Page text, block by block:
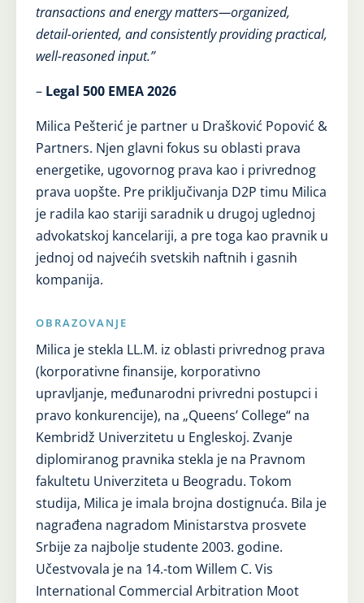
transactions and energy matters—organized,
detail-oriented, and consistently providing practical,
well-reasoned input.”
– Legal 500 EMEA 2026
Milica Pešterić je partner u Drašković Popović &
Partners. Njen glavni fokus su oblasti prava
energetike, ugovornog prava kao i privrednog
prava uopšte. Pre priključivanja D2P timu Milica
je radila kao stariji saradnik u drugoj uglednoj
advokatskoj kancelariji, a pre toga kao pravnik u
jednoj od najvećih svetskih naftnih i gasnih
kompanija.
OBRAZOVANJE
Milica je stekla LL.M. iz oblasti privrednog prava
(korporativne finansije, korporativno
upravljanje, međunarodni privredni postupci i
pravo konkurencije), na „Queens’ College“ na
Kembridž Univerzitetu u Engleskoj. Zvanje
diplomiranog pravnika stekla je na Pravnom
fakultetu Univerziteta u Beogradu. Tokom
studija, Milica je imala brojna dostignuća. Bila je
nagrađena nagradom Ministarstva prosvete
Srbije za najbolje studente 2003. godine.
Učestvovala je na 14.-tom Willem C. Vis
International Commercial Arbitration Moot